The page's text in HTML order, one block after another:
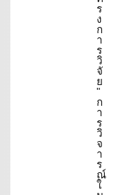
ร
ง
ก
า
ร
วิ
จั
ย
"
ก
า
ร
วิ
จ
า
ร
ณ์
ใ